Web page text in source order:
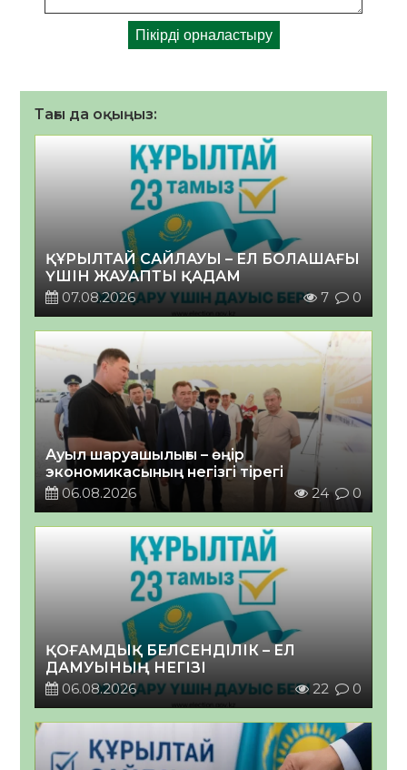
Тағы да оқыңыз:
ҚҰРЫЛТАЙ САЙЛАУЫ – ЕЛ БОЛАШАҒЫ
ҮШІН ЖАУАПТЫ ҚАДАМ
07.08.2026
7 0
Ауыл шаруашылығы – өңір
экономикасының негізгі тірегі
06.08.2026
24 0
ҚОҒАМДЫҚ БЕЛСЕНДІЛІК – ЕЛ
ДАМУЫНЫҢ НЕГІЗІ
06.08.2026
22 0